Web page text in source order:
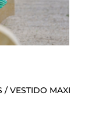
/ VESTIDO MAXI